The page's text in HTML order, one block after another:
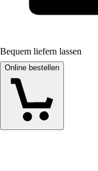
Bequem liefern lassen
Online bestellen